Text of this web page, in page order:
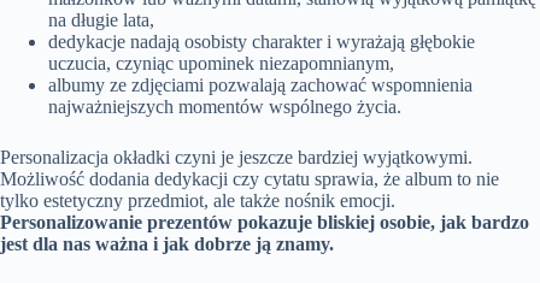
na długie lata,
dedykacje nadają osobisty charakter i wyrażają głębokie
uczucia, czyniąc upominek niezapomnianym,
albumy ze zdjęciami pozwalają zachować wspomnienia
najważniejszych momentów wspólnego życia.
Personalizacja okładki czyni je jeszcze bardziej wyjątkowymi.
Możliwość dodania dedykacji czy cytatu sprawia, że album to nie
tylko estetyczny przedmiot, ale także nośnik emocji.
Personalizowanie prezentów pokazuje bliskiej osobie, jak bardzo
jest dla nas ważna i jak dobrze ją znamy.